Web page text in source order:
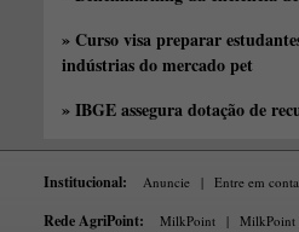
» Curso visa preparar
indústrias do mercado pet
» IBGE assegura dotação de
Institucional: Anuncie | Entre em
Rede AgriPoint: MilkPoint | MilkPoint